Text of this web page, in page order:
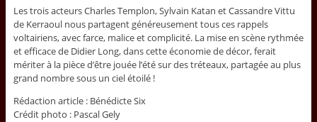
Les trois acteurs Charles Templon, Sylvain Katan et Cassandre Vittu
de Kerraoul nous partagent généreusement tous ces rappels
voltairiens, avec farce, malice et complicité. La mise en scène rythmée
et efficace de Didier Long, dans cette économie de décor, ferait
mériter à la pièce d’être jouée l’été sur des tréteaux, partagée au plus
grand nombre sous un ciel étoilé !
Rédaction article : Bénédicte Six
Crédit photo : Pascal Gely